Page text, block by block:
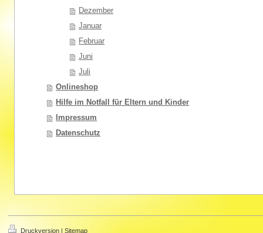
Dezember
Januar
Februar
Juni
Juli
Onlineshop
Hilfe im Notfall für Eltern und Kinder
Impressum
Datenschutz
Druckversion | Sitemap